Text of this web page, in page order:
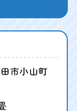
市小山町